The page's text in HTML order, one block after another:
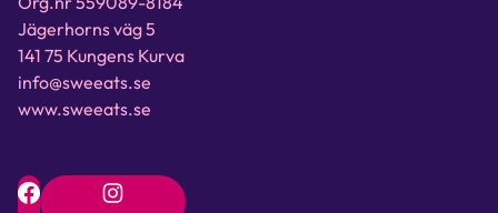
Jägerhorns väg 5
141 75 Kungens Kurva
info@sweeats.se
www.sweeats.se